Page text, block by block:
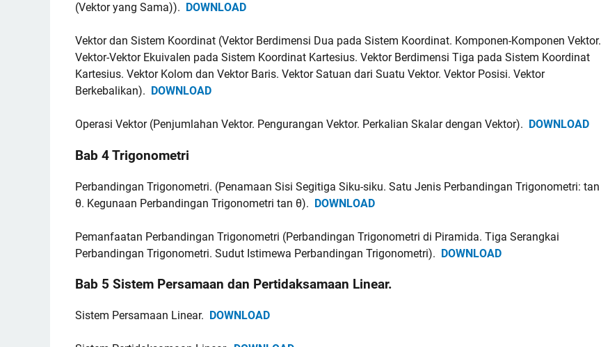
(Vektor yang Sama)).
DOWNLOAD
Vektor dan Sistem Koordinat (Vektor Berdimensi Dua pada Sistem Koordinat. Komponen-Komponen Vektor.
Vektor-Vektor Ekuivalen pada Sistem Koordinat Kartesius. Vektor Berdimensi Tiga pada Sistem Koordinat
Kartesius. Vektor Kolom dan Vektor Baris. Vektor Satuan dari Suatu Vektor. Vektor Posisi. Vektor
Berkebalikan).
DOWNLOAD
Operasi Vektor (Penjumlahan Vektor. Pengurangan Vektor. Perkalian Skalar dengan Vektor). DOWNLOAD
Bab 4 Trigonometri
Perbandingan Trigonometri. (Penamaan Sisi Segitiga Siku-siku. Satu Jenis Perbandingan Trigonometri: tan
θ. Kegunaan Perbandingan Trigonometri tan θ). DOWNLOAD
Pemanfaatan Perbandingan Trigonometri (Perbandingan Trigonometri di Piramida. Tiga Serangkai
Perbandingan Trigonometri. Sudut Istimewa Perbandingan Trigonometri). DOWNLOAD
Bab 5 Sistem Persamaan dan Pertidaksamaan Linear.
Sistem Persamaan Linear. DOWNLOAD